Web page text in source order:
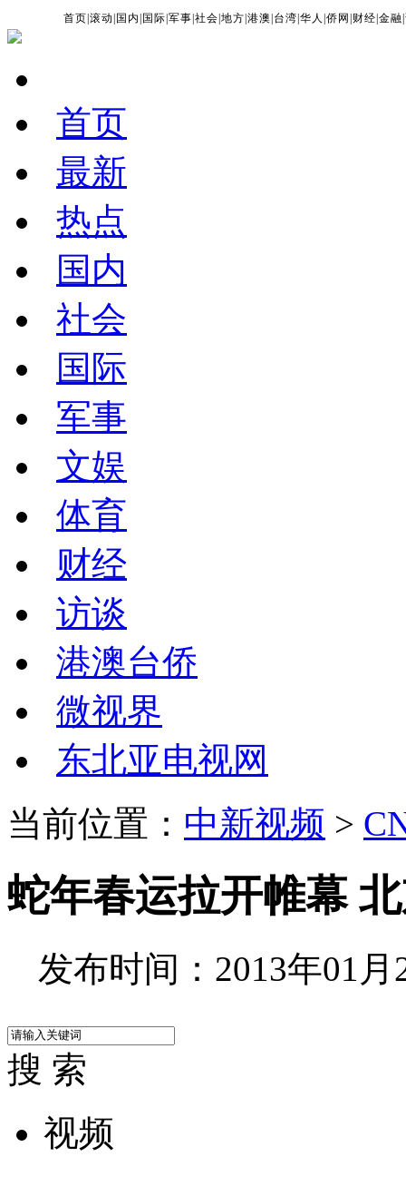
首页 |滚动 国内 国际 |军事 |社会 |地方 |港澳 台湾 |华人 |侨网 财经 |金融 |
首页
最新
热点
国内
社会
国际
军事
文娱
体育
财经
访谈
港澳台侨
微视界
东北亚电视网
当前位置： 中新视频 >
蛇年春运拉开帷幕
发布时间：2013年01月
搜 索
视频